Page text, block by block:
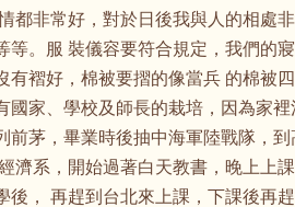
都非常好，對於日後我與人的相處
等。服 裝儀容要符合規定，我們的
有褶好，棉被要摺的像當兵 的棉被
國家、學校及師長的栽培，因為家
前茅，畢業時後抽中海軍陸戰隊，
濟系，開始過著白天教書，晚上上
後， 再趕到台北來上課，下課後再